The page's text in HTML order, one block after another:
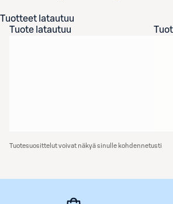
Tuotteet latautuu
Tuote latautuu
Tuotesuosittelut voivat näkyä sinulle kohdennetusti